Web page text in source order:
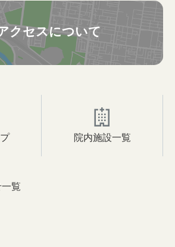
クセスについて
院内施設一覧
覧